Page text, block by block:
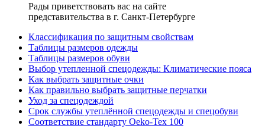
Рады приветствовать вас на сайте
представительства в г. Санкт-Петербурге
Классификация по защитным свойствам
Таблицы размеров одежды
Таблицы размеров обуви
Выбор утепленной спецодежды: Климатические пояса
Как выбрать защитные очки
Как правильно выбрать защитные перчатки
Уход за спецодеждой
Срок службы утеплённой спецодежды и спецобуви
Соответствие стандарту Oeko-Tex 100